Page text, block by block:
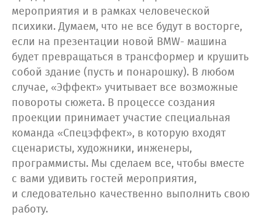
мероприятия и в рамках человеческой
психики. Думаем, что не все будут в восторге,
если на презентации новой BMW- машина
будет превращаться в трансформер и крушить
собой здание (пусть и понарошку). В любом
случае, «Эффект» учитывает все возможные
повороты сюжета. В процессе создания
проекции принимает участие специальная
команда «Спецэффект», в которую входят
сценаристы, художники, инженеры,
программисты. Мы сделаем все, чтобы вместе
с вами удивить гостей мероприятия,
и следовательно качественно выполнить свою
работу.